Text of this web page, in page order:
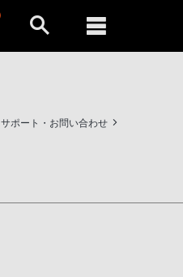
サポート・お問い合わせ